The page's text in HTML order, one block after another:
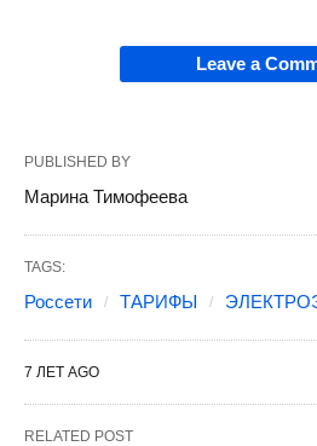
Leave a
PUBLISHED BY
Марина Тимофеева
TAGS:
Россети ТАРИФЫ
7 ЛЕТ AGO
RELATED POST